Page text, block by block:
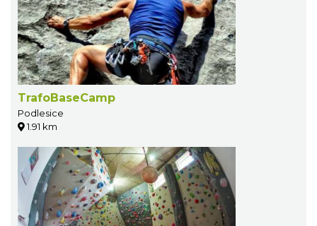
TrafoBaseCamp
Podlesice
1.91 km